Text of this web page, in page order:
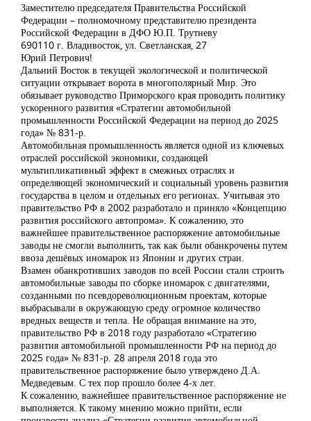
Заместителю председателя Правительства Российской
Федерации – полномочному представителю президента
Российской Федерации в ДФО Ю.П. Трутневу
690110 г. Владивосток, ул. Светланская, 27
Юрий Петрович!
Дальний Восток в текущей экологической и политической
ситуации открывает ворота в многополярный Мир. Это
обязывает руководство Приморского края проводить политику
ускоренного развития «Стратегии автомобильной
промышленности Российской Федерации на период до 2025
года» № 831-р.
Автомобильная промышленность является одной из ключевых
отраслей российской экономики, создающей
мультипликативный эффект в смежных отраслях и
определяющей экономический и социальный уровень развития
государства в целом и отдельных его регионах. Учитывая это
правительство РФ в 2002 разработало и приняло «Концепцию
развития российского автопрома». К сожалению, это
важнейшее правительственное распоряжение автомобильные
заводы не смогли выполнить, так как были обанкрочены путем
ввоза дешёвых иномарок из Японии и других стран.
Взамен обанкротивших заводов по всей России стали строить
автомобильные заводы по сборке иномарок с двигателями,
созданными по псевдореволюционным проектам, которые
выбрасывали в окружающую среду огромное количество
вредных веществ и тепла. Не обращая внимание на это,
правительство РФ в 2018 году разработало «Стратегию
развития автомобильной промышленности РФ на период до
2025 года» № 831-р. 28 апреля 2018 года это
правительственное распоряжение было утверждено Д.А.
Медведевым. С тех пор прошло более 4-х лет.
К сожалению, важнейшее правительственное распоряжение не
выполняется. К такому мнению можно прийти, если